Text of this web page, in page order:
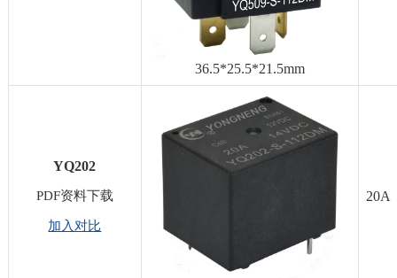
36.5*25.5*21.5mm
YQ202
PDF资料下载
加入对比
20A